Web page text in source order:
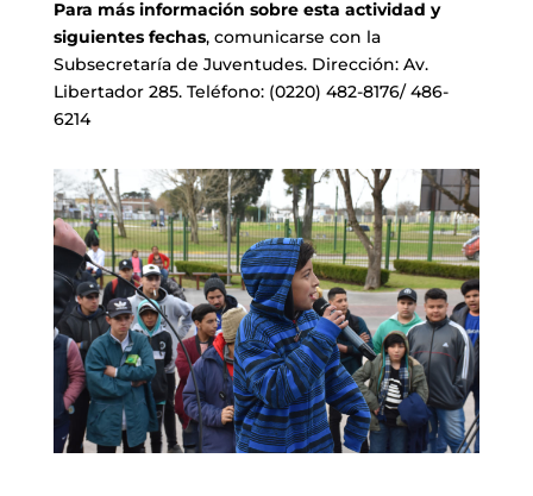
Para más información sobre esta actividad y
siguientes fechas, comunicarse con la
Subsecretaría de Juventudes. Dirección: Av.
Libertador 285. Teléfono: (0220) 482-8176/ 486-
6214